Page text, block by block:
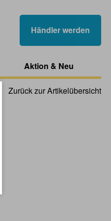
Händler werden
Aktion & Neu
Zurück zur Artikelübersicht